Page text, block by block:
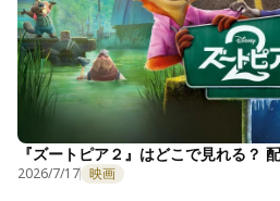
『ズートピア２』はどこで見れる？
2026/7/17 映画